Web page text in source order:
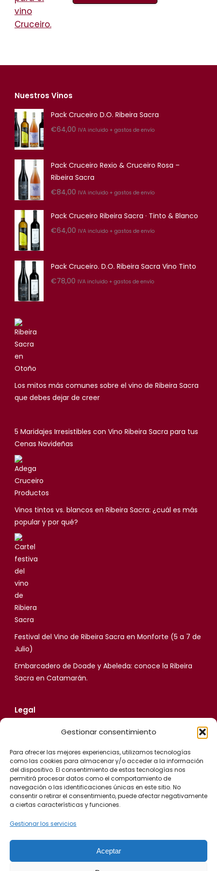
Gestionar consentimiento
Para ofrecer las mejores experiencias, utilizamos tecnologías
como las cookies para almacenar y/o acceder a la información
del dispositivo. El consentimiento de estas tecnologías nos
permitirá procesar datos como el comportamiento de
navegación o las identificaciones únicas en este sitio. No
consentir o retirar el consentimiento, puede afectar negativamente
a ciertas características y funciones.
Gestionar los servicios
Aceptar
producto
elegir
de
Nuestros Vinos
Pack Cruceiro D.O. Ribeira Sacra
€64,00 IVA incluido + gastos de envío
Pack Cruceiro Rexio & Cruceiro Rosa –
Ribeira Sacra
€84,00 IVA incluido + gastos de envío
Pack Cruceiro Ribeira Sacra · Tinto & Blanco
€64,00 IVA incluido + gastos de envío
Pack Cruceiro. D.O. Ribeira Sacra Vino Tinto
€78,00 IVA incluido + gastos de envío
Los mitos más comunes sobre el vino de Ribeira Sacra
que debes dejar de creer
5 Maridajes Irresistibles con Vino Ribeira Sacra para tus
Cenas Navideñas
Vinos tintos vs. blancos en Ribeira Sacra: ¿cuál es más
popular y por qué?
Festival del Vino de Ribeira Sacra en Monforte (5 a 7 de
Julio)
Embarcadero de Doade y Abeleda: conoce la Ribeira
Sacra en Catamarán.
Legal
Política de Privacidad
Política de cookies (UE)
Información de Contacto
Adega Cruceiro Vilachá de Doade 27400 Sober Lugo